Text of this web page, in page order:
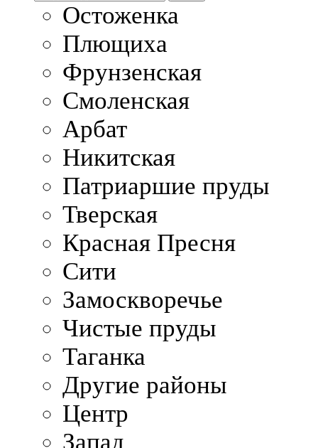
Остоженка
Плющиха
Фрунзенская
Смоленская
Арбат
Никитская
Патриаршие пруды
Тверская
Красная Пресня
Сити
Замоскворечье
Чистые пруды
Таганка
Другие районы
Центр
Запад